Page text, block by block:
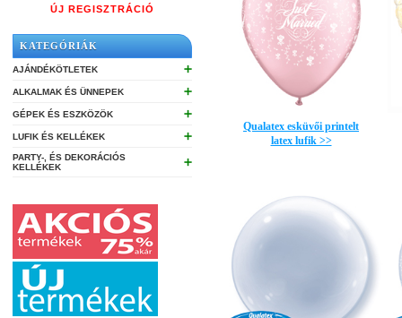
ÚJ REGISZTRÁCIÓ
KATEGÓRIÁK
AJÁNDÉKÖTLETEK ➕
ALKALMAK ÉS ÜNNEPEK ➕
GÉPEK ÉS ESZKÖZÖK ➕
LUFIK ÉS KELLÉKEK ➕
PARTY-, ÉS DEKORÁCIÓS
KELLÉKEK
➕
Qualatex esküvői printelt
latex lufik >>